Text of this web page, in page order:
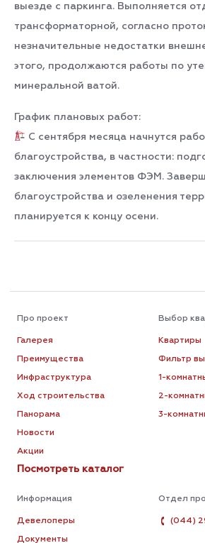
выезде с паркинга. Выполняется
трансформаторной, согласно
незначительные недостатки
этого, продолжаются работы по
минеральной ватой.
График плановых работ:
С сентября месяца начнутся
благоустройства, в частности:
заключения элементов ФЭМ.
благоустройства и озеленения
планируется к концу осени.
Про проект
Галерея
Преимущества
Инфраструктура
Ход строительства
Панорама
Новости
Акции
Посмотреть каталог
Выбор
Квартиры
Фильтр
1-
2-
3-
Информация
Девелоперы
Документы
Отдел
(044)